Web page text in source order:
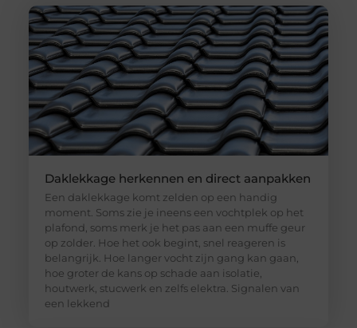
Daklekkage herkennen en direct aanpakken
Een daklekkage komt zelden op een handig
moment. Soms zie je ineens een vochtplek op het
plafond, soms merk je het pas aan een muffe geur
op zolder. Hoe het ook begint, snel reageren is
belangrijk. Hoe langer vocht zijn gang kan gaan,
hoe groter de kans op schade aan isolatie,
houtwerk, stucwerk en zelfs elektra. Signalen van
een lekkend